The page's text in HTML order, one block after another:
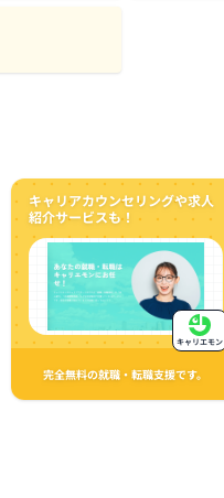
キャリアカウンセリングや求人
紹介サービスも！
完全無料の就職・転職支援です。
キャリエモン